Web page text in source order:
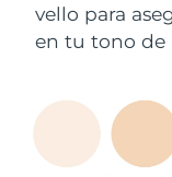
vello para
en tu tono de